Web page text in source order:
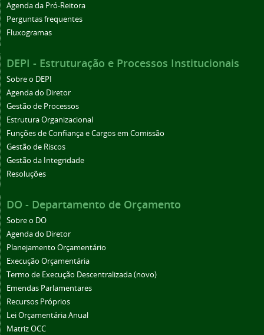
Agenda da Pró-Reitora
Perguntas frequentes
Fluxogramas
DEPI - Estruturação e Processos Institucionais
Sobre o DEPI
Agenda do Diretor
Gestão de Processos
Estrutura Organizacional
Funções de Confiança e Cargos em Comissão
Gestão de Riscos
Gestão da Integridade
Resoluções
DO - Departamento de Orçamento
Sobre o DO
Agenda do Diretor
Planejamento Orçamentário
Execução Orçamentária
Termo de Execução Descentralizada (novo)
Emendas Parlamentares
Recursos Próprios
Lei Orçamentária Anual
Matriz OCC